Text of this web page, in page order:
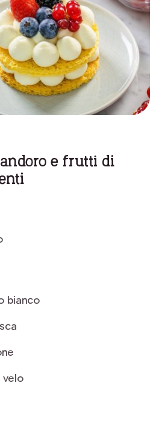
e frutti di
bianco
velo